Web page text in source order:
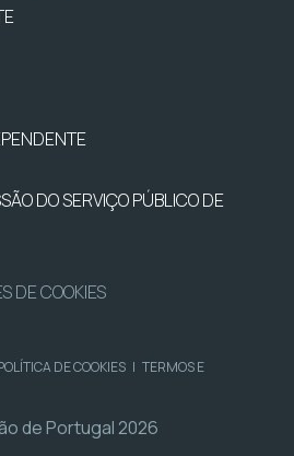
DO SERVIÇO PÚBLICO DE
DE COOKIES
DE COOKIES | TERMOS E
de Portugal 2026